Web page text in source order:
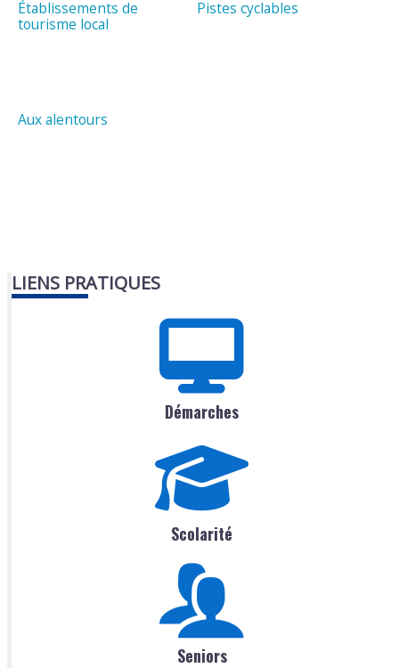
Établissements de
tourisme local
Pistes cyclables
Aux alentours
LIENS PRATIQUES
Démarches
Scolarité
Seniors